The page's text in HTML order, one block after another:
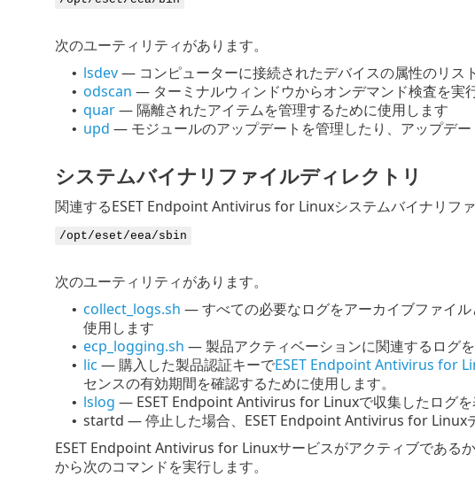
次のユーティリティがあります。
• lsdev— コンピューターに接続されたデバイスの属性のリス
• odscan — ターミナルウィンドウからオンデマンド検査を実
• quar— 隔離されたアイテムを管理するために使用します
• upd — モジュールのアップデートを管理したり、アップデ
システムバイナリファイルディレクトリ
関連するESET Endpoint Antivirus for Linuxシステムバイナリファ
/opt/eset/eea/sbin
次のユーティリティがあります。
• collect_logs.sh — すべての必要なログをアーカイブファイ
使用します
• ecp_logging.sh — 製品アクティベーションに関連するログ
• lic — 購入した製品認証キーでESET Endpoint Antivirus for
センスの有効期間を確認するために使用します。
• lslog — ESET Endpoint Antivirus for Linuxで収集したログを
• startd — 停止した場合、ESET Endpoint Antivirus for Linux
ESET Endpoint Antivirus for Linuxサービスがアクティブである
から次のコマンドを実行します。